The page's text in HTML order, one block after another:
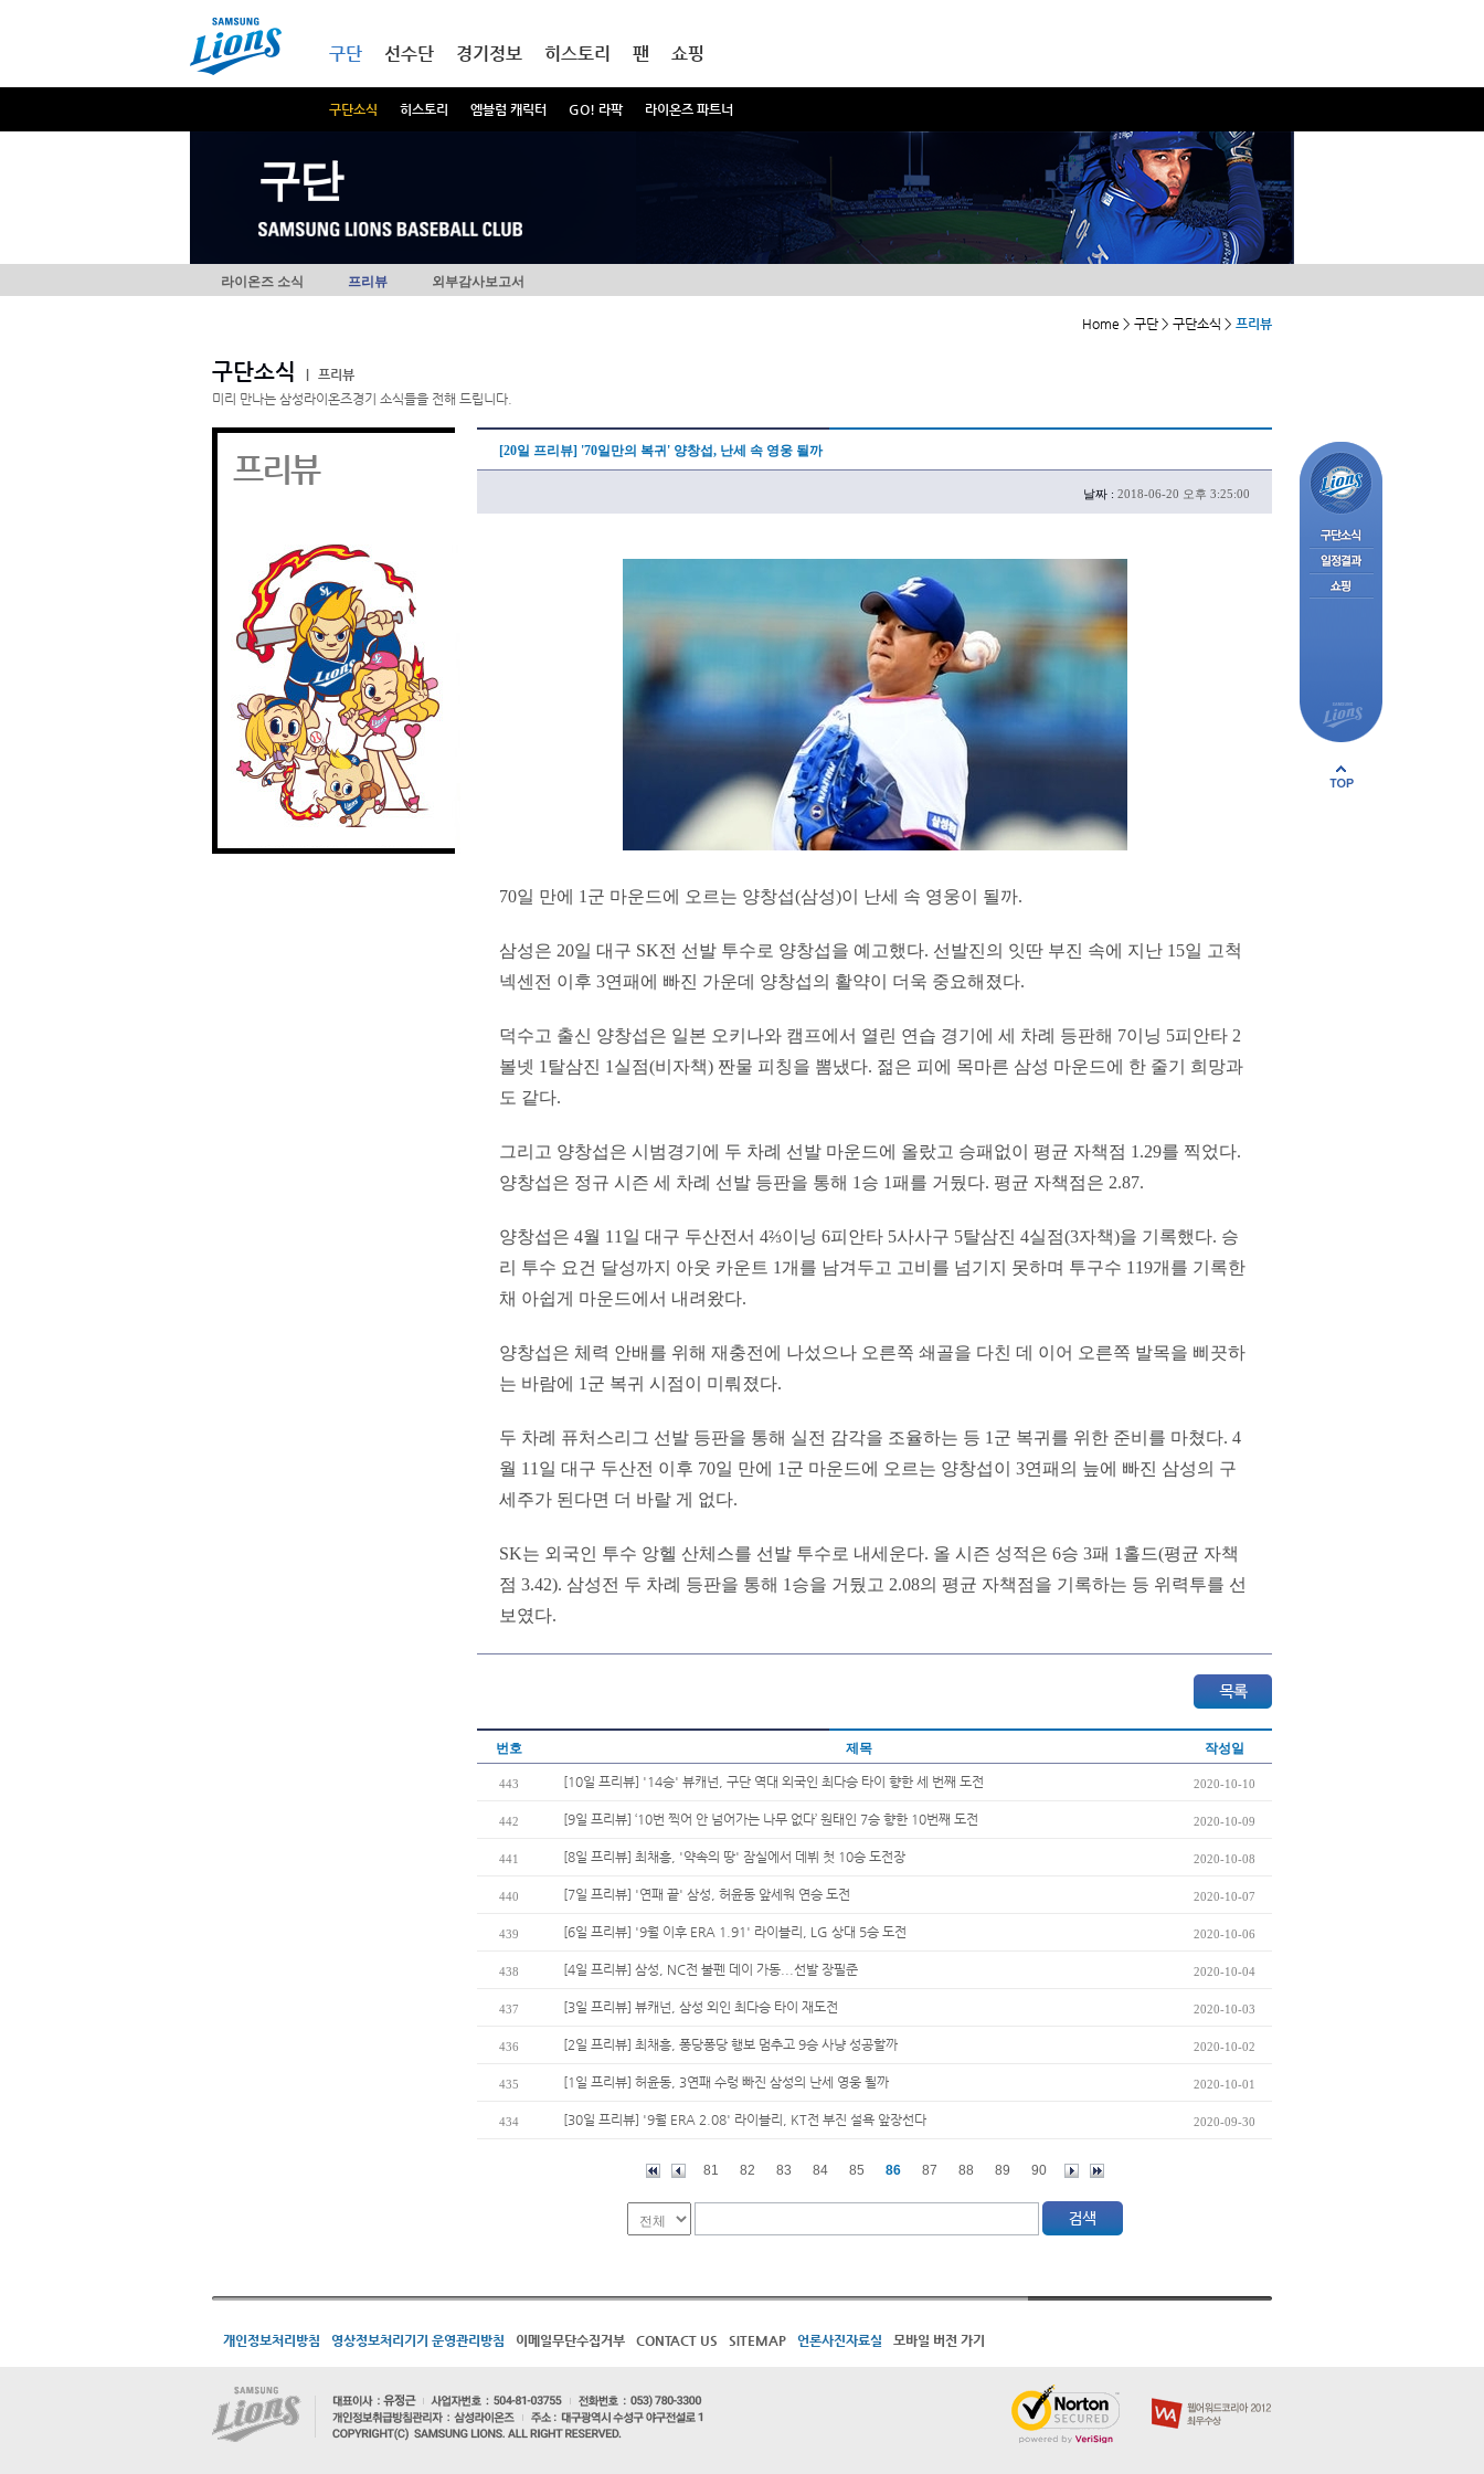
구단
구단소식 히스토리 엠블럼 캐릭터 GO! 라팍 라이온즈 파트너
선수단 경기정보 히스토리 팬 쇼핑
구단
라이온즈 소식 프리뷰 외부감사보고서
Home > 구단 > 구단소식 > 프리뷰
구단소식
프리뷰
미리 만나는 삼성라이온즈경기 소식들을 전해 드립니다.
프리뷰 [20일 프리뷰] '70일만의 복귀' 양창섭, 난세 속 영웅 될까
날짜 : 2018-06-20 오후 3:25:00
70일 만에 1군 마운드에 오르는 양창섭(삼성)이 난세 속 영웅이 될까.
삼성은 20일 대구 SK전 선발 투수로 양창섭을 예고했다. 선발진의 잇딴 부진 속에 지난 15일 고척
넥센전 이후 3연패에 빠진 가운데 양창섭의 활약이 더욱 중요해졌다.
덕수고 출신 양창섭은 일본 오키나와 캠프에서 열린 연습 경기에 세 차례 등판해 7이닝 5피안타 2
볼넷 1탈삼진 1실점(비자책) 짠물 피칭을 뽐냈다. 젊은 피에 목마른 삼성 마운드에 한 줄기 희망과
도 같다.
그리고 양창섭은 시범경기에 두 차례 선발 마운드에 올랐고 승패없이 평균 자책점 1.29를 찍었다.
양창섭은 정규 시즌 세 차례 선발 등판을 통해 1승 1패를 거뒀다. 평균 자책점은 2.87.
양창섭은 4월 11일 대구 두산전서 4⅔이닝 6피안타 5사사구 5탈삼진 4실점(3자책)을 기록했다. 승
리 투수 요건 달성까지 아웃 카운트 1개를 남겨두고 고비를 넘기지 못하며 투구수 119개를 기록한
채 아쉽게 마운드에서 내려왔다.
양창섭은 체력 안배를 위해 재충전에 나섰으나 오른쪽 쇄골을 다친 데 이어 오른쪽 발목을 삐끗하
는 바람에 1군 복귀 시점이 미뤄졌다.
두 차례 퓨처스리그 선발 등판을 통해 실전 감각을 조율하는 등 1군 복귀를 위한 준비를 마쳤다. 4
월 11일 대구 두산전 이후 70일 만에 1군 마운드에 오르는 양창섭이 3연패의 늪에 빠진 삼성의 구
세주가 된다면 더 바랄 게 없다.
SK는 외국인 투수 앙헬 산체스를 선발 투수로 내세운다. 올 시즌 성적은 6승 3패 1홀드(평균 자책
점 3.42). 삼성전 두 차례 등판을 통해 1승을 거뒀고 2.08의 평균 자책점을 기록하는 등 위력투를 선
보였다.
번호 제목 작성일
443 [10일 프리뷰] '14승' 뷰캐넌, 구단 역대 외국인 최다승 타이 향한 세 번째 도전 2020-10-10
442 [9일 프리뷰] ‘10번 찍어 안 넘어가는 나무 없다’ 원태인 7승 향한 10번째 도전 2020-10-09
441 [8일 프리뷰] 최채흥, '약속의 땅' 잠실에서 데뷔 첫 10승 도전장 2020-10-08
440 [7일 프리뷰] '연패 끝' 삼성, 허윤동 앞세워 연승 도전 2020-10-07
439 [6일 프리뷰] '9월 이후 ERA 1.91' 라이블리, LG 상대 5승 도전 2020-10-06
438 [4일 프리뷰] 삼성, NC전 불펜 데이 가동...선발 장필준 2020-10-04
437 [3일 프리뷰] 뷰캐넌, 삼성 외인 최다승 타이 재도전 2020-10-03
436 [2일 프리뷰] 최채흥, 퐁당퐁당 행보 멈추고 9승 사냥 성공할까 2020-10-02
435 [1일 프리뷰] 허윤동, 3연패 수렁 빠진 삼성의 난세 영웅 될까 2020-10-01
434 [30일 프리뷰] '9월 ERA 2.08' 라이블리, KT전 부진 설욕 앞장선다 2020-09-30
81 82 83 84 85 86 87 88 89 90
개인정보처리방침 영상정보처리기기 운영관리방침 이메일무단수집거부 CONTACT US SITEMAP 언론사진자료실 모바일 버전 가기